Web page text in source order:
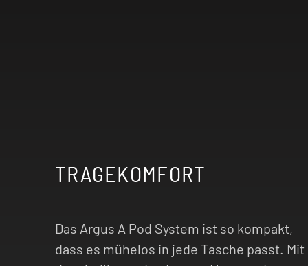
TRAGEKOMFORT
Das Argus A Pod System ist so kompakt,
dass es mühelos in jede Tasche passt. Mit